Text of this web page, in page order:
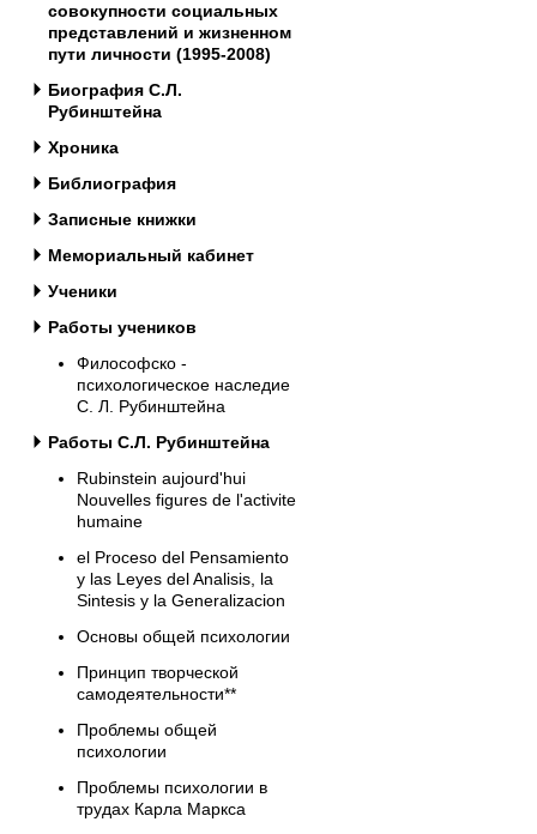
совокупности социальных
представлений и жизненном
пути личности (1995-2008)
Биография С.Л.
Рубинштейна
Хроника
Библиография
Записные книжки
Мемориальный кабинет
Ученики
Работы учеников
Философско -
психологическое наследие
С. Л. Рубинштейна
Работы С.Л. Рубинштейна
Rubinstein aujourd'hui
Nouvelles figures de l'activite
humaine
el Proceso del Pensamiento
y las Leyes del Analisis, la
Sintesis y la Generalizacion
Основы общей психологии
Принцип творческой
самодеятельности**
Проблемы общей
психологии
Проблемы психологии в
трудах Карла Маркса